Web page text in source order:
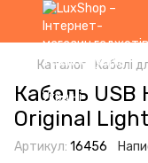
Каталог Кабелі
Кабель USB
Original
Артикул: 16456